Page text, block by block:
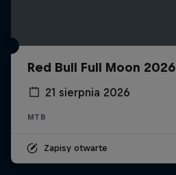
Red Bull Full Moon 2026
21 sierpnia 2026
MTB
Zapisy otwarte